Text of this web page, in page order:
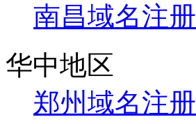
南昌域名注册
华中地区
郑州域名注册